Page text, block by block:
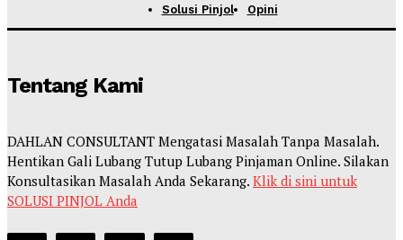
Solusi Pinjol
Opini
Tentang Kami
DAHLAN CONSULTANT Mengatasi Masalah Tanpa Masalah.
Hentikan Gali Lubang Tutup Lubang Pinjaman Online. Silakan
Konsultasikan Masalah Anda Sekarang. Klik di sini untuk
SOLUSI PINJOL Anda